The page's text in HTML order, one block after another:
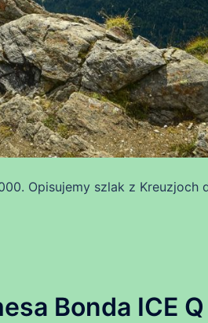
Opisujemy szlak z Kreuzjoch
Bonda ICE Q